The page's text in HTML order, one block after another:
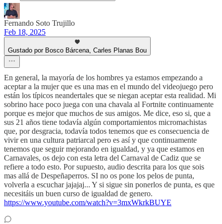
Fernando Soto Trujillo
Feb 18, 2025
Gustado por Bosco Bárcena, Carles Planas Bou
En general, la mayoría de los hombres ya estamos empezando a
aceptar a la mujer que es una mas en el mundo del videojuego pero
están los típicos neandertales que se niegan aceptar esta realidad. Mi
sobrino hace poco juega con una chavala al Fortnite continuamente
porque es mejor que muchos de sus amigos. Me dice, eso si, que a
sus 21 años tiene todavía algún comportamientos micromachistas
que, por desgracia, todavía todos tenemos que es consecuencia de
vivir en una cultura patriarcal pero es así y que continuamente
tenemos que seguir mejorando en igualdad, y ya que estamos en
Carnavales, os dejo con esta letra del Carnaval de Cadiz que se
refiere a todo esto. Por supuesto, audio descrita para los que sois
mas allá de Despeñaperros. SI no os pone los pelos de punta,
volverla a escuchar jajajaj... Y si sigue sin ponerlos de punta, es que
necesitáis un buen curso de igualdad de genero.
https://www.youtube.com/watch?v=3mxWkrkBUYE